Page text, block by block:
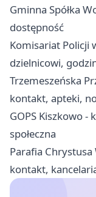
Gminna Spółka
dostępność
Komisariat Policji
dzielnicowi,
Trzemeszeńska
kontakt, apteki,
GOPS Kiszkowo
społeczna
Parafia Chrystusa
kontakt,